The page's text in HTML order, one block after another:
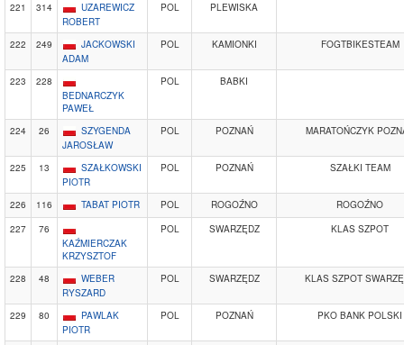
221 314
UZAREWICZ
ROBERT
POL PLEWISKA
222 249
JACKOWSKI
ADAM
POL KAMIONKI FOGTBIKESTEAM
223
228
BEDNARCZYK
PAWEŁ
POL BABKI
224 26
SZYGENDA
JAROSŁAW
POL POZNAŃ MARATOŃCZYK
225 13
SZAŁKOWSKI
PIOTR
POL POZNAŃ SZAŁKI TEAM
226 116 TABAT PIOTR POL ROGOŹNO
ROGOŹNO
227
76
KAŹMIERCZAK
KRZYSZTOF
POL SWARZĘDZ KLAS SZPOT
228 48
WEBER
RYSZARD
POL SWARZĘDZ KLAS SZPOT
229 80
PAWLAK
PIOTR
POL POZNAŃ PKO BANK POLSKI